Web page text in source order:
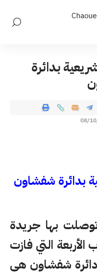
بدائرة
بدائرة شفشاون
بها جريدة
الأربعة التي فازت
دائرة شفشاون هي